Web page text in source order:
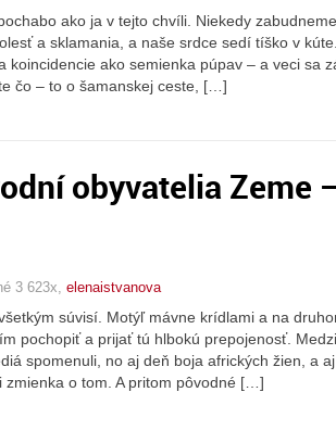
ako ja v tejto chvíli. Niekedy
a sklamania, a naše srdce sedí tíško v
koincidencie ako semienka púpav – a veci sa
čo – to o šamanskej ceste, […]
obyvatelia Zeme
3 623x, elenaistvanova
súvisí. Motýľ mávne krídlami a na
pochopiť a prijať tú hlbokú prepojenosť.
spomenuli, no aj deň boja afrických žien, a
zmienka o tom. A pritom pôvodné […]